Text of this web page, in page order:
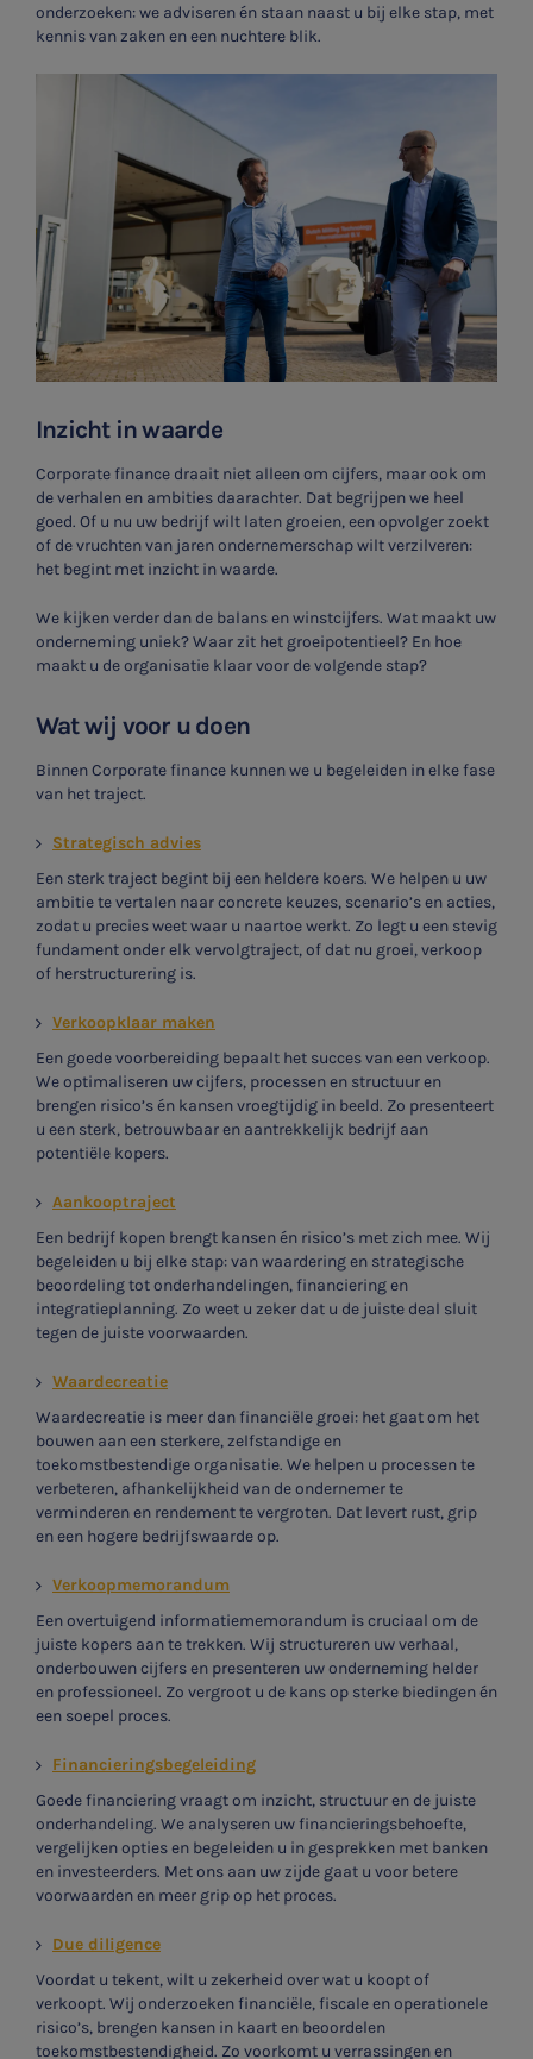
onderzoeken: we adviseren én staan naast u bij elke stap, met
kennis van zaken en een nuchtere blik.
Inzicht in waarde
Corporate finance draait niet alleen om cijfers, maar ook om
de verhalen en ambities daarachter. Dat begrijpen we heel
goed. Of u nu uw bedrijf wilt laten groeien, een opvolger zoekt
of de vruchten van jaren ondernemerschap wilt verzilveren:
het begint met inzicht in waarde.
We kijken verder dan de balans en winstcijfers. Wat maakt uw
onderneming uniek? Waar zit het groeipotentieel? En hoe
maakt u de organisatie klaar voor de volgende stap?
Wat wij voor u doen
Binnen Corporate finance kunnen we u begeleiden in elke fase
van het traject.
Strategisch advies
Een sterk traject begint bij een heldere koers. We helpen u uw
ambitie te vertalen naar concrete keuzes, scenario’s en acties,
zodat u precies weet waar u naartoe werkt. Zo legt u een stevig
fundament onder elk vervolgtraject, of dat nu groei, verkoop
of herstructurering is.
Verkoopklaar maken
Een goede voorbereiding bepaalt het succes van een verkoop.
We optimaliseren uw cijfers, processen en structuur en
brengen risico’s én kansen vroegtijdig in beeld. Zo presenteert
u een sterk, betrouwbaar en aantrekkelijk bedrijf aan
potentiële kopers.
Aankooptraject
Een bedrijf kopen brengt kansen én risico’s met zich mee. Wij
begeleiden u bij elke stap: van waardering en strategische
beoordeling tot onderhandelingen, financiering en
integratieplanning. Zo weet u zeker dat u de juiste deal sluit
tegen de juiste voorwaarden.
Waardecreatie
Waardecreatie is meer dan financiële groei: het gaat om het
bouwen aan een sterkere, zelfstandige en
toekomstbestendige organisatie. We helpen u processen te
verbeteren, afhankelijkheid van de ondernemer te
verminderen en rendement te vergroten. Dat levert rust, grip
en een hogere bedrijfswaarde op.
Verkoopmemorandum
Een overtuigend informatiememorandum is cruciaal om de
juiste kopers aan te trekken. Wij structureren uw verhaal,
onderbouwen cijfers en presenteren uw onderneming helder
en professioneel. Zo vergroot u de kans op sterke biedingen én
een soepel proces.
Financieringsbegeleiding
Goede financiering vraagt om inzicht, structuur en de juiste
onderhandeling. We analyseren uw financieringsbehoefte,
vergelijken opties en begeleiden u in gesprekken met banken
en investeerders. Met ons aan uw zijde gaat u voor betere
voorwaarden en meer grip op het proces.
Due diligence
Voordat u tekent, wilt u zekerheid over wat u koopt of
verkoopt. Wij onderzoeken financiële, fiscale en operationele
risico’s, brengen kansen in kaart en beoordelen
toekomstbestendigheid. Zo voorkomt u verrassingen en